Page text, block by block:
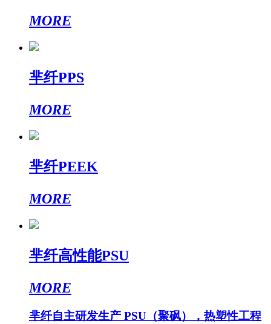
MORE
芈纤PPS
MORE
芈纤PEEK
MORE
芈纤高性能PSU
MORE
芈纤自主研发生产 PSU（聚砜），热塑性工程